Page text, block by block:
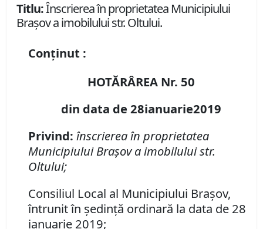
Titlu:Înscrierea în proprietatea Municipiului
Braşov a imobilului str. Oltului.
Conținut :
HOTĂRÂREA Nr. 50
din data de 28ianuarie2019
Privind: înscrierea în proprietatea
Municipiului Braşov a imobilului str.
Oltului;
Consiliul Local al Municipiului Braşov,
întrunit în şedinţă ordinară la data de 28
ianuarie 2019;